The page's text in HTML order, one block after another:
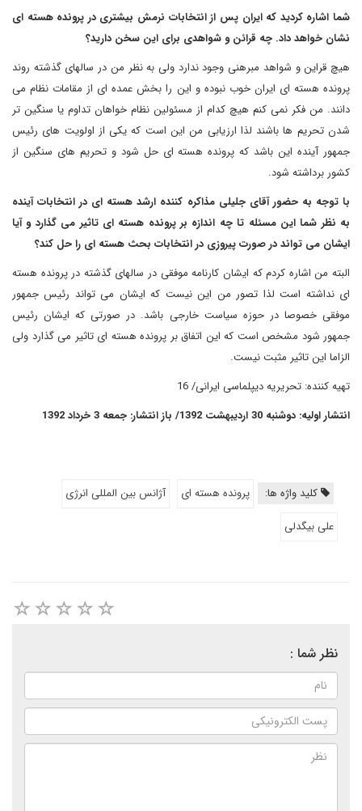
شما اشاره کردید که ایران پس از انتخابات نرمش بیشتری در پرونده هسته ای
نشان خواهد داد. چه قرائن و شواهدی برای این سخن دارید؟
هیچ قراین و شواهد مبرهنی وجود ندارد ولی به نظر من در سالهای گذشته روند
پرونده هسته ای ایران خوب نبوده و این را بخش عمده ای از مقامات نظام می
دانند. من فکر نمی کنم هیچ کدام از مسئولین نظام خواهان تداوم یا سنگین تر
شدن تحریم ها باشند لذا ارزیابی من این است که یکی از اولویت های رئیس
جمهور آینده این باشد که پرونده هسته ای حل شود و تحریم های سنگین از
کشور برداشته شود.
با توجه به حضور آقای جلیلی مذاکره کننده ارشد هسته ای در انتخابات آینده
به نظر شما این مسئله تا چه اندازه بر پرونده هسته ای تاثیر می گذارد و آیا
ایشان می تواند در صورت پیروزی در انتخابات بحث هسته ای را حل کند؟
البته من اشاره کردم که ایشان کارنامه موفقی در سالهای گذشته در پرونده هسته
ای نداشته است لذا تصور من این نیست که ایشان می تواند رئیس جمهور
موفقی خصوصا در حوزه سیاست خارجی باشد. در صورتی که ایشان رئیس
جمهور شود مشخص است که این اتفاق بر پرونده هسته ای تاثیر می گذارد ولی
الزاما این تاثیر مثبت نیست.
تهیه کننده: تحریریه دیپلماسی ایرانی/ 16
انتشار اولیه: دوشنبه 30 اردیبهشت 1392/ باز انتشار: جمعه 3 خرداد 1392
کلید واژه ها: پرونده هسته ای
آژانس بین المللی انرژی
علی بیگدلی
نظر شما :